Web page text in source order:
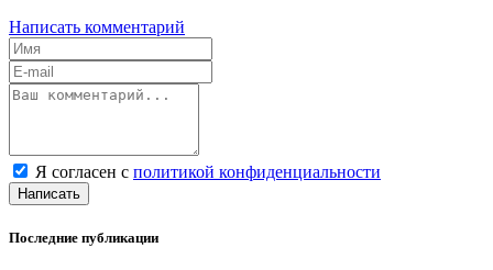
Написать комментарий
Я согласен с политикой конфиденциальности
Написать
Последние публикации